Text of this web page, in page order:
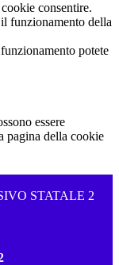
consentire.
funzionamento della
potete
essere
pagina della cookie
STATALE 2